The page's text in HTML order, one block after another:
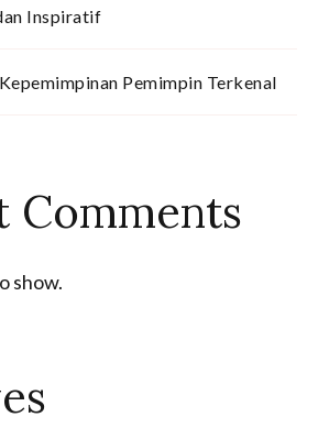
Inspiratif
Pemimpin Terkenal
Comments
show.